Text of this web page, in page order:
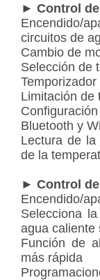
► Control
Encendido/
circuitos de
Cambio de
Selección de
Limitación de
Bluetooth y
Lectura de
de la
► Control
Encendido/
Selecciona
agua caliente
Función de
más rápida